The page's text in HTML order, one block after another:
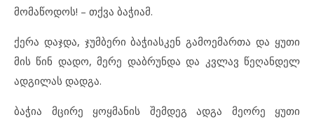
მომაწოდოს! – თქვა ბაჭიამ.
ქერა დაჯდა, ჯუმბერი ბაჭიასკენ გამოემართა და ყუთი
მის წინ დადო, მერე დაბრუნდა და კვლავ წეღანდელ
ადგილას დადგა.
ბაჭია მცირე ყოყმანის შემდეგ ადგა მეორე ყუთი